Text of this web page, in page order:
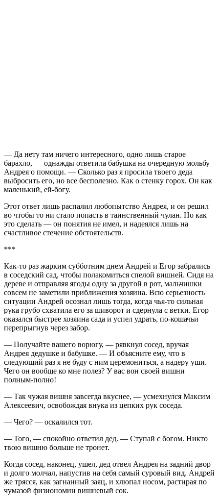
— Да нету там ничего интересного, одно лишь старое
барахло, — однажды ответила бабушка на очередную мольбу
Андрея о помощи. — Сколько раз я просила твоего деда
выбросить его, но все бесполезно. Как о стенку горох. Он как
маленький, ей-богу.
Этот ответ лишь распалил любопытство Андрея, и он решил
во чтобы то ни стало попасть в таинственный чулан. Но как
это сделать — он понятия не имел, и надеялся лишь на
счастливое стечение обстоятельств.
***
Как-то раз жарким субботним днем Андрей и Егор забрались
в соседский сад, чтобы полакомиться спелой вишней. Сидя на
дереве и отправляя ягоды одну за другой в рот, мальчишки
совсем не заметили приближения хозяина. Всю серьезность
ситуации Андрей осознал лишь тогда, когда чья-то сильная
рука грубо схватила его за шиворот и сдернула с ветки. Егор
оказался быстрее хозяина сада и успел удрать, по-кошачьи
перепрыгнув через забор.
— Получайте вашего ворюгу, — рявкнул сосед, вручая
Андрея дедушке и бабушке. — И объясните ему, что в
следующий раз я не буду с ним церемониться, а надеру уши.
Чего он вообще ко мне полез? У вас вон своей вишни
полным-полно!
— Так чужая вишня завсегда вкуснее, — усмехнулся Максим
Алексеевич, освобождая внука из цепких рук соседа.
— Чего? — оскалился тот.
— Того, — спокойно ответил дед. — Ступай с богом. Никто
твою вишню больше не тронет.
Когда сосед, наконец, ушел, дед отвел Андрея на задний двор
и долго молчал, напустив на себя самый суровый вид. Андрей
же трясся, как загнанный заяц, и хлюпал носом, растирая по
чумазой физиономии вишневый сок.